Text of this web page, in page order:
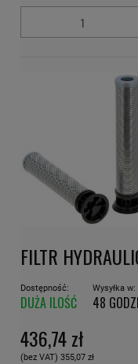
FILTR
Dostępność:
DUŻA ILOŚĆ
Wysyłka w:
48
436,74 zł
(bez VAT) 355,07 zł